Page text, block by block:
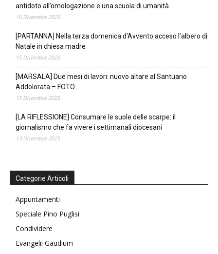
antidoto all’omologazione e una scuola di umanità
16 Dicembre 2025
[PARTANNA] Nella terza domenica d’Avvento acceso l’albero di
Natale in chiesa madre
15 Dicembre 2025
[MARSALA] Due mesi di lavori: nuovo altare al Santuario
Addolorata – FOTO
15 Dicembre 2025
[LA RIFLESSIONE] Consumare le suole delle scarpe: il
giornalismo che fa vivere i settimanali diocesani
13 Dicembre 2025
Categorie Articoli
Appuntamenti
Speciale Pino Puglisi
Condividere
Evangelii Gaudium